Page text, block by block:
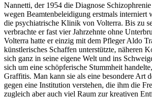
Nannetti, der 1954 die Diagnose
wegen Beamtenbeleidigung erstmals interniert
die psychiatrische Klinik von Volterra. Bis zu
verbrachte er fast vier Jahrzehnte ohne
Volterra hatte er einzig mit dem Pfleger Aldo
künstlerisches Schaffen unterstützte, näheren
sich ganz in seine eigene Welt und ins
sich um eine schöpferische Stummheit
Graffitis. Man kann sie als eine besondere Art
gegen eine Institution verstehen, die ihm die
zugleich aber auch viel Raum zur kreativen